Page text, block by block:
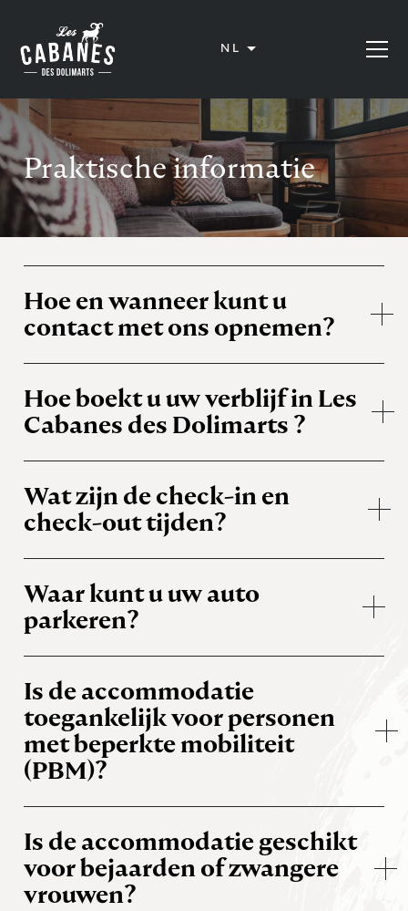
NL Menu
Praktische informatie
Hoe en wanneer kunt u
contact met ons opnemen?
Hoe boekt u uw verblijf in Les
Cabanes des Dolimarts ?
Wat zijn de check-in en
check-out tijden?
Waar kunt u uw auto
parkeren?
Is de accommodatie
toegankelijk voor personen
met beperkte mobiliteit
(PBM)?
Is de accommodatie geschikt
voor bejaarden of zwangere
vrouwen?